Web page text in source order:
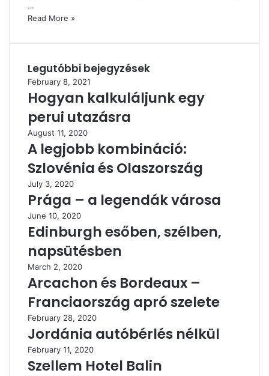
…
Read More »
Legutóbbi bejegyzések
February 8, 2021
Hogyan kalkuláljunk egy
perui utazásra
August 11, 2020
A legjobb kombináció:
Szlovénia és Olaszország
July 3, 2020
Prága – a legendák városa
June 10, 2020
Edinburgh esőben, szélben,
napsütésben
March 2, 2020
Arcachon és Bordeaux –
Franciaország apró szelete
February 28, 2020
Jordánia autóbérlés nélkül
February 11, 2020
Szellem Hotel Balin